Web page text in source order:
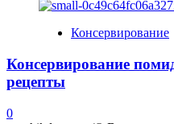
Консервирование
Консервирование
рецепты
0